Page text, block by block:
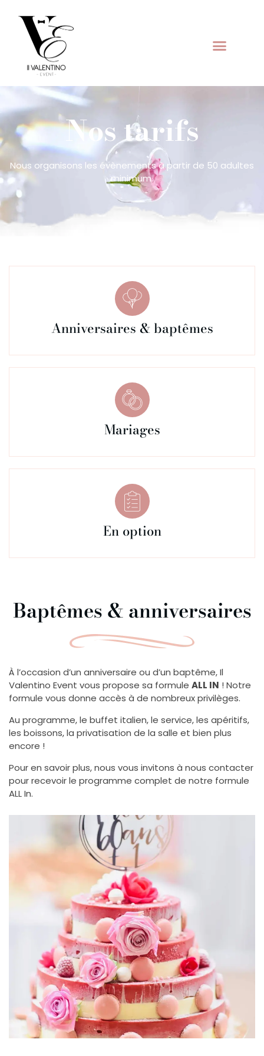
Nos tarifs
Nous organisons les évènements à partir de 50 adultes
minimum.
Anniversaires & baptêmes
Mariages
En option
Baptêmes & anniversaires
À l’occasion d’un anniversaire ou d’un baptême, Il
Valentino Event vous propose sa formule ALL IN ! Notre
formule vous donne accès à de nombreux privilèges.
Au programme, le buffet italien, le service, les apéritifs,
les boissons, la privatisation de la salle et bien plus
encore !
Pour en savoir plus, nous vous invitons à nous contacter
pour recevoir le programme complet de notre formule
ALL In.